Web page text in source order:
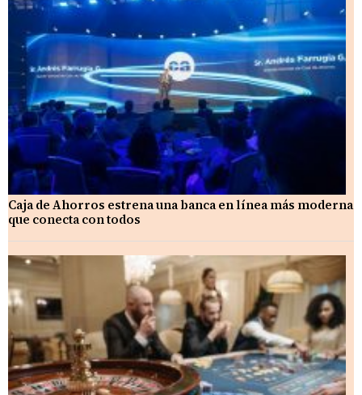
Caja de Ahorros estrena una banca en línea más moderna
que conecta con todos